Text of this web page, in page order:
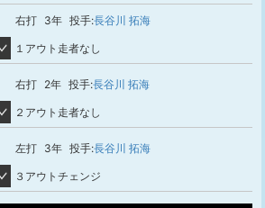
右打 3年 投手:長谷川 拓海
１アウト走者なし
右打 2年 投手:長谷川 拓海
２アウト走者なし
左打 3年 投手:長谷川 拓海
３アウトチェンジ